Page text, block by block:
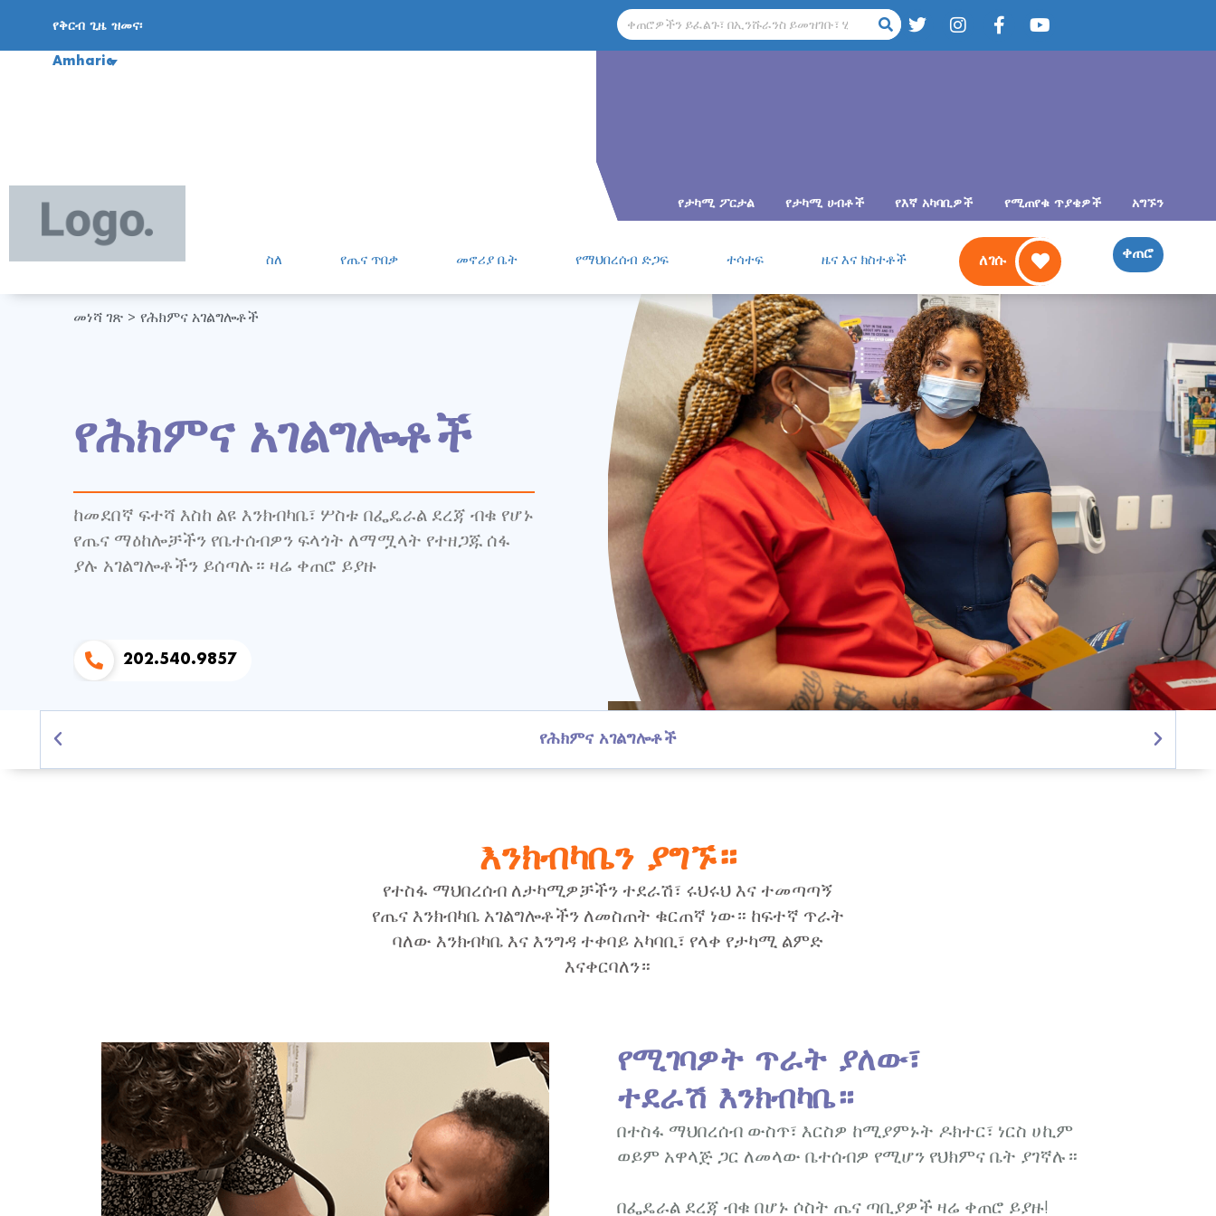
የቅርብ ጊዜ ዝመና፡
Amharic
የታካሚ ፖርታል የታካሚ ሀብቶች የእኛ አካባቢዎች የሚጠየቁ ጥያቄዎች አግኙን
ስለ የጤና ጥበቃ መኖሪያ ቤት የማህበረሰብ ድጋፍ ተሳተፍ ዜና እና ክስተቶች ለገሱ ቀጠሮ
መነሻ ገጽ > የሕክምና አገልግሎቶች
የሕክምና አገልግሎቶች
ከመደበኛ ፍተሻ እስከ ልዩ እንክብካቤ፣ ሦስቱ በፌዴራል ደረጃ ብቁ የሆኑ
የጤና ማዕከሎቻችን የቤተሰብዎን ፍላጎት ለማሟላት የተዘጋጁ ሰፋ
ያሉ አገልግሎቶችን ይሰጣሉ። ዛሬ ቀጠሮ ይያዙ
202.540.9857
የሕክምና አገልግሎቶች
እንክብካቤን ያግኙ።
የተስፋ ማህበረሰብ ለታካሚዎቻችን ተደራሽ፣ ሩህሩህ እና ተመጣጣኝ
የጤና እንክብካቤ አገልግሎቶችን ለመስጠት ቁርጠኛ ነው። ከፍተኛ ጥራት
ባለው እንክብካቤ እና እንግዳ ተቀባይ አካባቢ፣ የላቀ የታካሚ ልምድ
እናቀርባለን።
የሚገባዎት ጥራት ያለው፣
ተደራሽ እንክብካቤ።
በተስፋ ማህበረሰብ ውስጥ፣ እርስዎ ከሚያምኑት ዶክተር፣ ነርስ ሀኪም
ወይም አዋላጅ ጋር ለመላው ቤተሰብዎ የሚሆን የህክምና ቤት ያገኛሉ።
በፌዴራል ደረጃ ብቁ በሆኑ ሶስት ጤና ጣቢያዎች ዛሬ ቀጠሮ ይያዙ!